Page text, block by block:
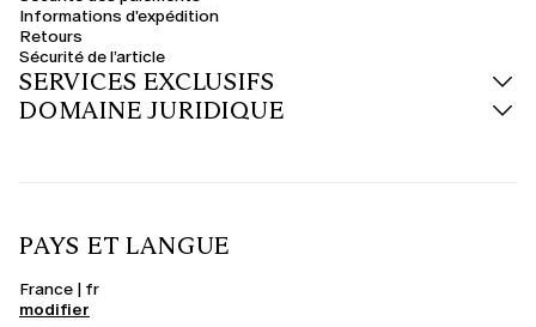
Informations d'expédition
Retours
Sécurité de l’article
SERVICES EXCLUSIFS
DOMAINE JURIDIQUE
PAYS ET LANGUE
France | fr
modifier